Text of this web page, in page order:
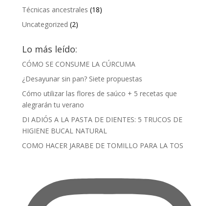
Técnicas ancestrales (18)
Uncategorized (2)
Lo más leído:
CÓMO SE CONSUME LA CÚRCUMA
¿Desayunar sin pan? Siete propuestas
Cómo utilizar las flores de saúco + 5 recetas que
alegrarán tu verano
DI ADIÓS A LA PASTA DE DIENTES: 5 TRUCOS DE
HIGIENE BUCAL NATURAL
COMO HACER JARABE DE TOMILLO PARA LA TOS